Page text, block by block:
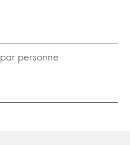
par personne